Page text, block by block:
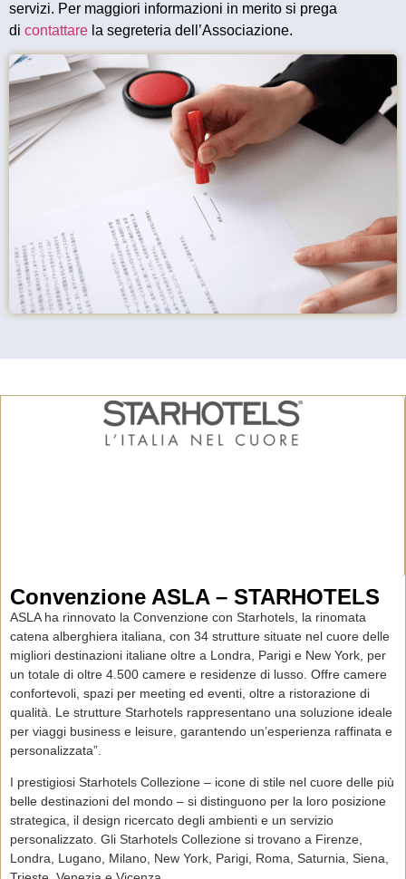
servizi. Per maggiori informazioni in merito si prega
di contattare la segreteria dell’Associazione.
Convenzione ASLA – STARHOTELS
ASLA ha rinnovato la Convenzione con Starhotels, la rinomata
catena alberghiera italiana, con 34 strutture situate nel cuore delle
migliori destinazioni italiane oltre a Londra, Parigi e New York, per
un totale di oltre 4.500 camere e residenze di lusso. Offre camere
confortevoli, spazi per meeting ed eventi, oltre a ristorazione di
qualità. Le strutture Starhotels rappresentano una soluzione ideale
per viaggi business e leisure, garantendo un’esperienza raffinata e
personalizzata”.
I prestigiosi Starhotels Collezione – icone di stile nel cuore delle più
belle destinazioni del mondo – si distinguono per la loro posizione
strategica, il design ricercato degli ambienti e un servizio
personalizzato. Gli Starhotels Collezione si trovano a Firenze,
Londra, Lugano, Milano, New York, Parigi, Roma, Saturnia, Siena,